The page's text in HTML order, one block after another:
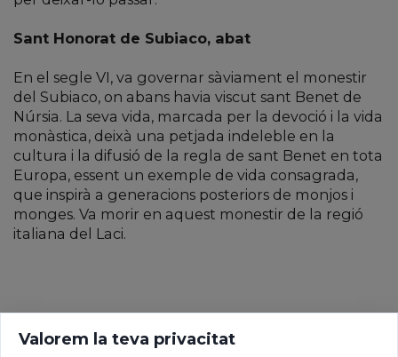
Sant Honorat de Subiaco, abat
En el segle VI, va governar sàviament el monestir
del Subiaco, on abans havia viscut sant Benet de
Núrsia. La seva vida, marcada per la devoció i la vida
monàstica, deixà una petjada indeleble en la
cultura i la difusió de la regla de sant Benet en tota
Europa, essent un exemple de vida consagrada,
que inspirà a generacions posteriors de monjos i
monges. Va morir en aquest monestir de la regió
italiana del Laci.
Valorem la teva privacitat